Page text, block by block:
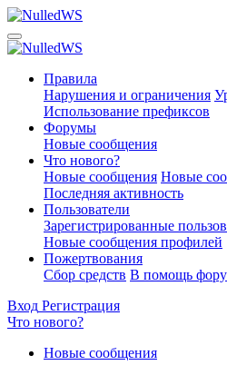
Правила
Нарушения и ограничения
Использование префиксов
Форумы
Новые сообщения
Что нового?
Новые сообщения Новые
Последняя активность
Пользователи
Зарегистрированные
Новые сообщения профилей
Пожертвования
Сбор средств В помощь
Вход Регистрация
Что нового?
Новые сообщения